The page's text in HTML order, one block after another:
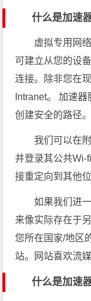
什么是加速器
虚拟专用网
可建立从您的设
连接。除非您在
Intranet。 加速
创建安全的路径。
我们可以在
并登录其公共Wi-
接重定向到其他
如果我们进
来像实际存在于
您所在国家/地区
站。网站喜欢流
什么是加速